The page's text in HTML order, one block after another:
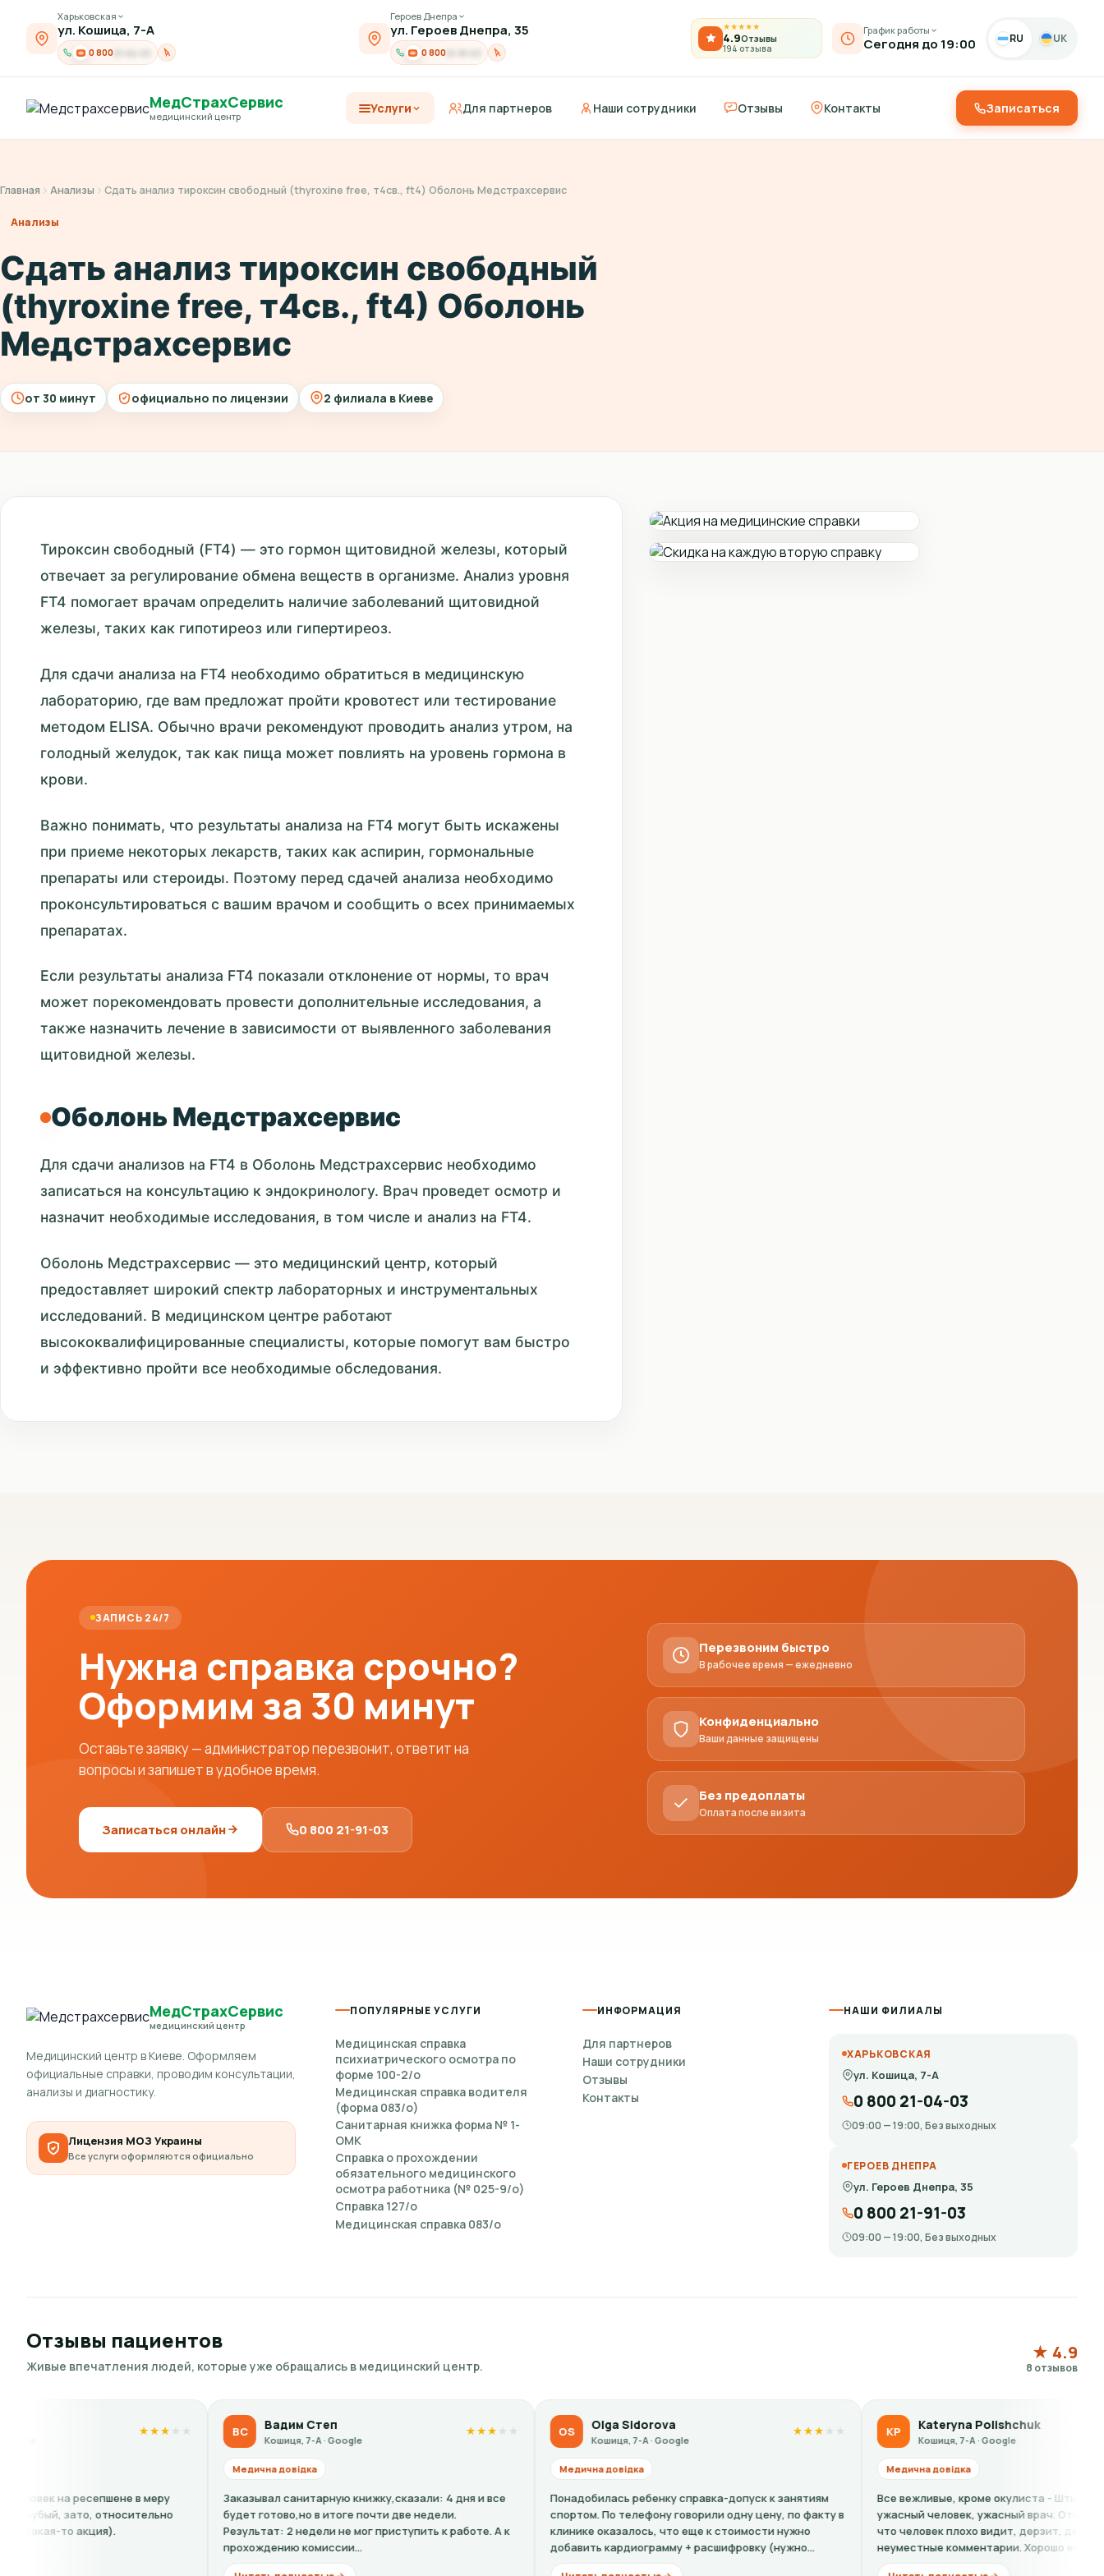
Харьковская
ул. Кошица, 7-А
0 800
Героев Днепра
ул. Героев Днепра, 35
0 80021-91-03
★★★★★
4.9Отзывы
194 отзыва
График работы
Сегодня до 19:00 RU UK
МедСтрахСервис
медицинский центр
Услуги Для партнеров Наши сотрудники Отзывы Контакты Записаться
Главная Анализы Сдать анализ тироксин свободный (thyroxine free, т4св., ft4) Оболонь Медстрахсервис
Анализы
Сдать анализ тироксин свободный
(thyroxine free, т4св., ft4) Оболонь
Медстрахсервис
от 30 минут официально по лицензии 2 филиала в Киеве
Тироксин свободный (FT4) — это гормон щитовидной железы, который
отвечает за регулирование обмена веществ в организме. Анализ уровня
FT4 помогает врачам определить наличие заболеваний щитовидной
железы, таких как гипотиреоз или гипертиреоз.
Для сдачи анализа на FT4 необходимо обратиться в медицинскую
лабораторию, где вам предложат пройти кровотест или тестирование
методом ELISA. Обычно врачи рекомендуют проводить анализ утром, на
голодный желудок, так как пища может повлиять на уровень гормона в
крови.
Важно понимать, что результаты анализа на FT4 могут быть искажены
при приеме некоторых лекарств, таких как аспирин, гормональные
препараты или стероиды. Поэтому перед сдачей анализа необходимо
проконсультироваться с вашим врачом и сообщить о всех принимаемых
препаратах.
Если результаты анализа FT4 показали отклонение от нормы, то врач
может порекомендовать провести дополнительные исследования, а
также назначить лечение в зависимости от выявленного заболевания
щитовидной железы.
Оболонь Медстрахсервис
Для сдачи анализов на FT4 в Оболонь Медстрахсервис необходимо
записаться на консультацию к эндокринологу. Врач проведет осмотр и
назначит необходимые исследования, в том числе и анализ на FT4.
Оболонь Медстрахсервис — это медицинский центр, который
предоставляет широкий спектр лабораторных и инструментальных
исследований. В медицинском центре работают
высококвалифицированные специалисты, которые помогут вам быстро
и эффективно пройти все необходимые обследования.
ЗАПИСЬ 24/7
Нужна справка срочно?
Оформим за 30 минут
Оставьте заявку — администратор перезвонит, ответит на
вопросы и запишет в удобное время.
Записаться онлайн 0 800 21-91-03
Перезвоним быстро
В рабочее время — ежедневно
Конфиденциально
Ваши данные защищены
Без предоплаты
Оплата после визита
МедСтрахСервис
медицинский центр
Медицинский центр в Киеве. Оформляем
официальные справки, проводим консультации,
анализы и диагностику.
Лицензия МОЗ Украины
Все услуги оформляются официально
ПОПУЛЯРНЫЕ УСЛУГИ
Медицинская справка
психиатрического осмотра по
форме 100-2/о
Медицинская справка водителя
(форма 083/о)
Санитарная книжка форма № 1-
ОМК
Справка о прохождении
обязательного медицинского
осмотра работника (№ 025-9/о)
Справка 127/о
Медицинская справка 083/о
ИНФОРМАЦИЯ
Для партнеров
Наши сотрудники
Отзывы
Контакты
НАШИ ФИЛИАЛЫ
ХАРЬКОВСКАЯ
ул. Кошица, 7-А
0 800 21-04-03
09:00 — 19:00, Без выходных
ГЕРОЕВ ДНЕПРА
ул. Героев Днепра, 35
0 800 21-91-03
09:00 — 19:00, Без выходных
Отзывы пациентов
Живые впечатления людей, которые уже обращались в медицинский центр.
★ 4.9
8 отзывов
в меру
Вадим Степ
Кошиця, 7-А · Google
Заказывал санитарную книжку,сказали: 4 дня и все
будет готово,но в итоге почти две недели.
Результат: 2 недели не мог приступить к работе. А к
прохождению комиссии...
Olga Sidorova
Кошиця, 7-А · Google
★
Понадобилась ребенку справка-допуск к занятиям
спортом. По телефону говорили одну цену, по факту в
клинике оказалось, что еще к стоимости нужно
добавить кардиограмму + расшифровку (нужно...
Kateryna Polishchuk
Кошиця, 7-А · Google
★★★★★
Все вежливые, кроме окулиста - Штыркало О. -
ужасный человек, ужасный врач. Отчитывает за то
что человек плохо видит, дерзит, делает
неуместные комментарии. Хорошо если бы...